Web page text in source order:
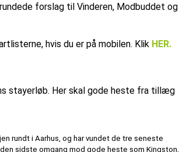
forslag til Vinderen, Modbuddet og
hvis du er på mobilen. Klik HER.
stayerløb. Her skal gode heste fra tillæg
rundt i Aarhus, og har vundet de tre seneste
sidste omgang mod gode heste som Kingston,